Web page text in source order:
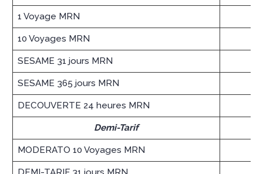
1 Voyage MRN
10 Voyages MRN
SESAME 31 jours MRN
SESAME 365 jours MRN
DECOUVERTE 24 heures MRN
Demi-Tarif
MODERATO 10 Voyages MRN